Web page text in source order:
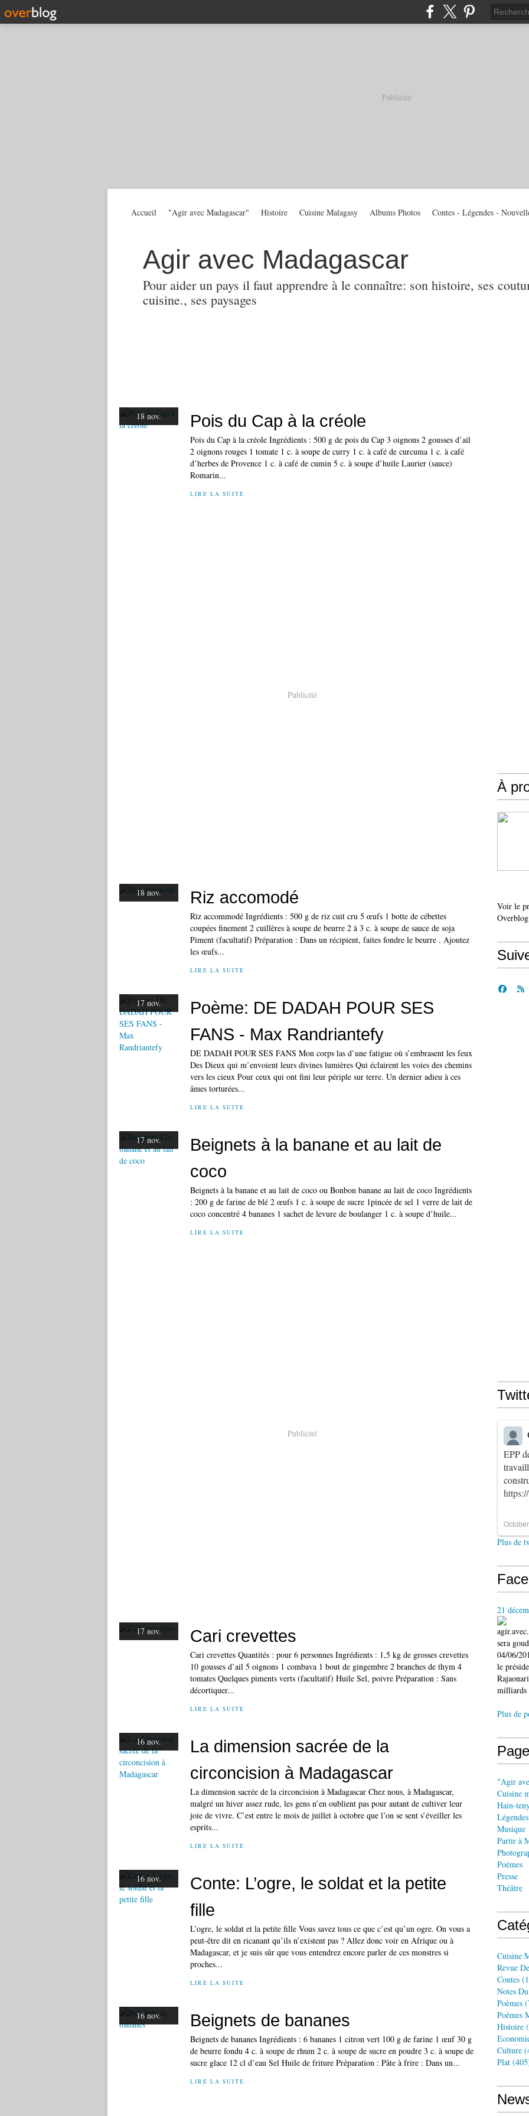
Publicité
Agir avec Madagascar
Pour aider un pays il faut apprendre à le connaître: son histoire, ses
cuisine., ses paysages
Accueil "Agir avec Madagascar" Histoire Cuisine Malagasy Albums Photos Contes - Légendes -
18 nov. Pois du Cap à la créole
Pois du Cap à la créole Ingrédients : 500 g de pois du Cap 3 oignons 2 gousses d’ail
2 oignons rouges 1 tomate 1 c. à soupe de curry 1 c. à café de curcuma 1 c. à café
d’herbes de Provence 1 c. à café de cumin 5 c. à soupe d’huile Laurier (sauce)
Romarin...
LIRE LA SUITE
Publicité
18 nov. Riz accomodé
Riz accommodé Ingrédients : 500 g de riz cuit cru 5 œufs 1 botte de cébettes
coupées finement 2 cuillères à soupe de beurre 2 à 3 c. à soupe de sauce de soja
Piment (facultatif) Préparation : Dans un récipient, faites fondre le beurre . Ajoutez
les œufs...
LIRE LA SUITE
17 nov.
Poème: DE DADAH POUR SES
FANS - Max Randriantefy
DE DADAH POUR SES FANS Mon corps las d’une fatigue où s’embrasent les feux
Des Dieux qui m’envoient leurs divines lumières Qui éclairent les voies des chemins
vers les cieux Pour ceux qui ont fini leur périple sur terre. Un dernier adieu à ces
âmes torturées...
LIRE LA SUITE
17 nov.
Beignets à la banane et au lait de
coco
Beignets à la banane et au lait de coco ou Bonbon banane au lait de coco Ingrédients
: 200 g de farine de blé 2 œufs 1 c. à soupe de sucre 1pincée de sel 1 verre de lait de
coco concentré 4 bananes 1 sachet de levure de boulanger 1 c. à soupe d’huile...
LIRE LA SUITE
Publicité
17 nov. Cari crevettes
Cari crevettes Quantités : pour 6 personnes Ingrédients : 1,5 kg de grosses crevettes
10 gousses d’ail 5 oignons 1 combava 1 bout de gingembre 2 branches de thym 4
tomates Quelques piments verts (facultatif) Huile Sel, poivre Préparation : Sans
décortiquer...
LIRE LA SUITE
16 nov.
La dimension sacrée de la
circoncision à Madagascar
La dimension sacrée de la circoncision à Madagascar Chez nous, à Madagascar,
malgré un hiver assez rude, les gens n’en oublient pas pour autant de cultiver leur
joie de vivre. C’est entre le mois de juillet à octobre que l’on se sent s’éveiller les
esprits...
LIRE LA SUITE
16 nov.
Conte: L’ogre, le soldat et la petite
fille
L’ogre, le soldat et la petite fille Vous savez tous ce que c’est qu’un ogre. On vous a
peut-être dit en ricanant qu’ils n’existent pas ? Allez donc voir en Afrique ou à
Madagascar, et je suis sûr que vous entendrez encore parler de ces monstres si
proches...
LIRE LA SUITE
16 nov. Beignets de bananes
Beignets de bananes Ingrédients : 6 bananes 1 citron vert 100 g de farine 1 œuf 30 g
de beurre fondu 4 c. à soupe de rhum 2 c. à soupe de sucre en poudre 3 c. à soupe de
sucre glace 12 cl d’eau Sel Huile de friture Préparation : Pâte à frire : Dans un...
LIRE LA SUITE
À
Voir le
Overblog
EPP
Plus de
21
sera
04/06/
le
milliards
Plus de
"Agir
Cuisine
Hain-
Légendes
Musique
Partir à
Poèmes
Presse
Théâtre
Cuisine
Revue
Contes
Notes Du
Poèmes
Poèmes
Histoire
Culture
Plat